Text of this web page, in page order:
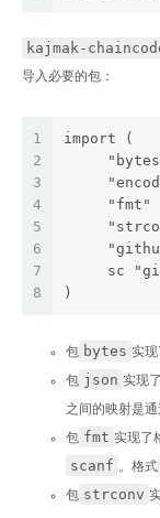
kajmak-
导入必要的包：
1
2
3
4
5
6
7
8
import (
     "fmt"
sc
)
包 bytes 实现
包 json 实现
之间的映射是通
包 fmt 实现了
scanf 。格式
包 strconv